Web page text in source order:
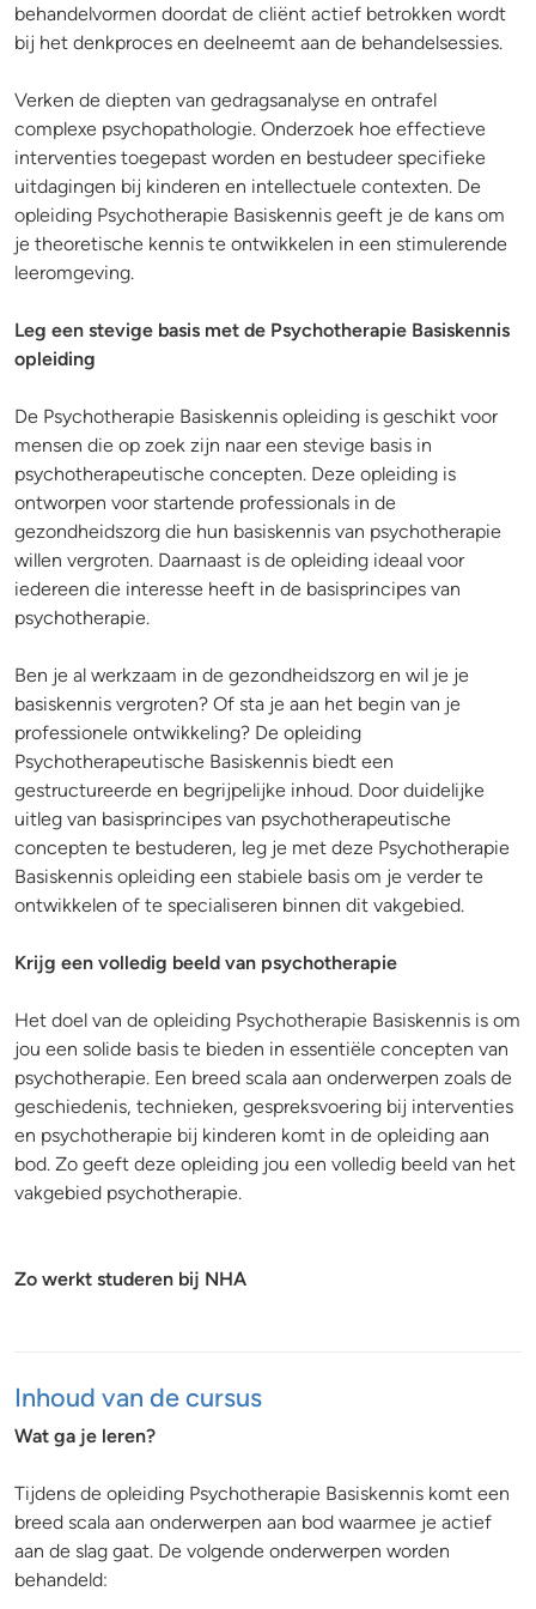
behandelvormen doordat de cliënt actief betrokken wordt
bij het denkproces en deelneemt aan de behandelsessies.
Verken de diepten van gedragsanalyse en ontrafel
complexe psychopathologie. Onderzoek hoe effectieve
interventies toegepast worden en bestudeer specifieke
uitdagingen bij kinderen en intellectuele contexten. De
opleiding Psychotherapie Basiskennis geeft je de kans om
je theoretische kennis te ontwikkelen in een stimulerende
leeromgeving.
Leg een stevige basis met de Psychotherapie Basiskennis
opleiding
De Psychotherapie Basiskennis opleiding is geschikt voor
mensen die op zoek zijn naar een stevige basis in
psychotherapeutische concepten. Deze opleiding is
ontworpen voor startende professionals in de
gezondheidszorg die hun basiskennis van psychotherapie
willen vergroten. Daarnaast is de opleiding ideaal voor
iedereen die interesse heeft in de basisprincipes van
psychotherapie.
Ben je al werkzaam in de gezondheidszorg en wil je je
basiskennis vergroten? Of sta je aan het begin van je
professionele ontwikkeling? De opleiding
Psychotherapeutische Basiskennis biedt een
gestructureerde en begrijpelijke inhoud. Door duidelijke
uitleg van basisprincipes van psychotherapeutische
concepten te bestuderen, leg je met deze Psychotherapie
Basiskennis opleiding een stabiele basis om je verder te
ontwikkelen of te specialiseren binnen dit vakgebied.
Krijg een volledig beeld van psychotherapie
Het doel van de opleiding Psychotherapie Basiskennis is om
jou een solide basis te bieden in essentiële concepten van
psychotherapie. Een breed scala aan onderwerpen zoals de
geschiedenis, technieken, gespreksvoering bij interventies
en psychotherapie bij kinderen komt in de opleiding aan
bod. Zo geeft deze opleiding jou een volledig beeld van het
vakgebied psychotherapie.
Zo werkt studeren bij NHA
Inhoud van de cursus
Wat ga je leren?
Tijdens de opleiding Psychotherapie Basiskennis komt een
breed scala aan onderwerpen aan bod waarmee je actief
aan de slag gaat. De volgende onderwerpen worden
behandeld: